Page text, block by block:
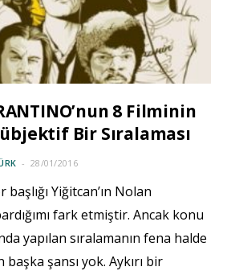
8 Filminin
Bir Sıralaması
28/01/2016
Yiğitcan’ın Nolan
fark etmiştir. Ancak konu
yapılan sıralamanın fena halde
şansı yok. Aykırı bir